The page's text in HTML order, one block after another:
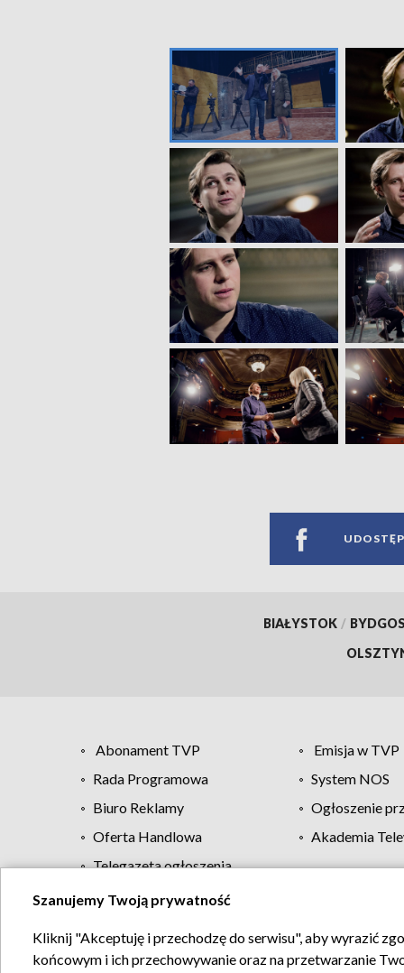
BIAŁYSTOK /
Abonament TVP Emisja w TVP
Rada Programowa
System NOS
Biuro Reklamy
Ogłoszenie
Oferta Handlowa
Akademia
Telegazeta ogłoszenia
Regulamin TVP
Szanujemy Twoją prywatność
Kliknij "Akceptuję i przechodzę do serwisu", aby wyrazić
końcowym i ich przechowywanie oraz na przetwarzanie